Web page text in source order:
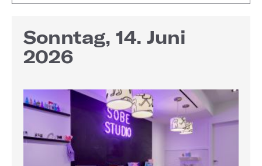
Sonntag, 14. Juni
2026